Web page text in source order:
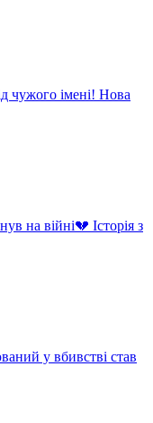
чужого імені! Нова
на війні💔 Історія з
у вбивстві став